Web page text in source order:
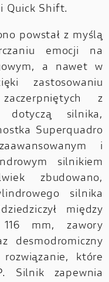
Quick Shift.
powstał z myślą
emocji na
a nawet w
zastosowaniu
z
silnika,
Superquadro
i
silnikiem
zbudowano,
silnika
między
mm, zawory
desmodromiczny
które
Silnik zapewnia